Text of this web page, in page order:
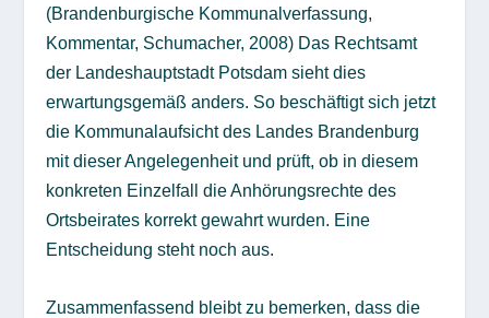
(Brandenburgische Kommunalverfassung,
Kommentar, Schumacher, 2008) Das Rechtsamt
der Landeshauptstadt Potsdam sieht dies
erwartungsgemäß anders. So beschäftigt sich jetzt
die Kommunalaufsicht des Landes Brandenburg
mit dieser Angelegenheit und prüft, ob in diesem
konkreten Einzelfall die Anhörungsrechte des
Ortsbeirates korrekt gewahrt wurden. Eine
Entscheidung steht noch aus.
Zusammenfassend bleibt zu bemerken, dass die